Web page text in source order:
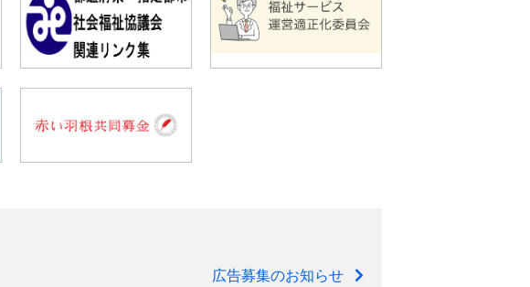
広告募集のお知らせ